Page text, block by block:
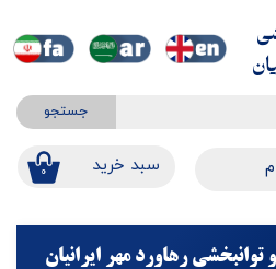
جستجو
۰ ​​سبد خرید
توانبخشی رهاورد مهر ایرانیان